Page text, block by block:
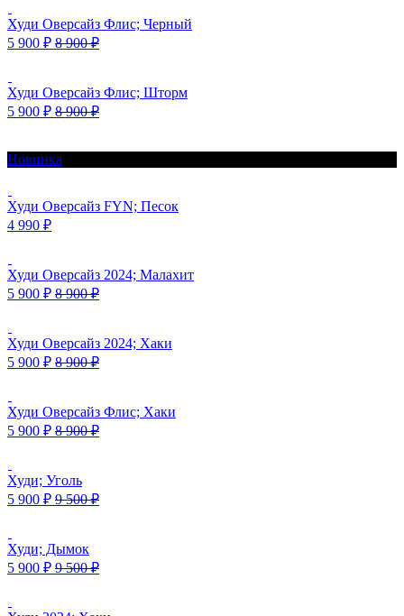
Худи Оверсайз Флис; Черный
5 900 ₽ 8 900₽
Худи Оверсайз Флис; Шторм
5 900 ₽ 8 900₽
Новинка
Худи Оверсайз FYN; Песок
4 990 ₽
Худи Оверсайз 2024; Малахит
5 900 ₽ 8 900₽
Худи Оверсайз 2024; Хаки
5 900 ₽ 8 900₽
Худи Оверсайз Флис; Хаки
5 900 ₽ 8 900₽
Худи; Уголь
5 900 ₽ 9 500₽
Худи; Дымок
5 900 ₽ 9 500₽